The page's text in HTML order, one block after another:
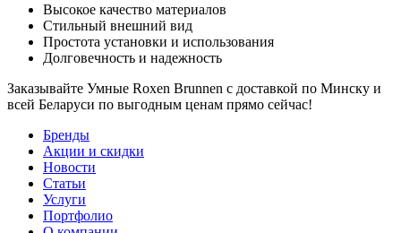
Высокое качество материалов
Стильный внешний вид
Простота установки и использования
Долговечность и надежность
Заказывайте Умные Roxen Brunnen с доставкой по Минску и
всей Беларуси по выгодным ценам прямо сейчас!
Бренды
Акции и скидки
Новости
Статьи
Услуги
Портфолио